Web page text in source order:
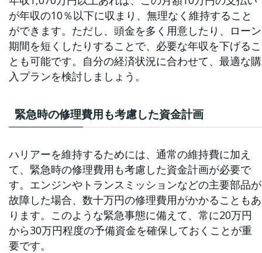
が年収の10％以下に収まり、無理なく維持すること
ができます。ただし、頭金を多く用意したり、ローン
期間を短くしたりすることで、必要な年収を下げるこ
とも可能です。自分の経済状況に合わせて、最適な購
入プランを検討しましょう。
緊急時の修理費用も考慮した資金計画
ハリアーを維持するためには、通常の維持費に加え
て、緊急時の修理費用も考慮した資金計画が必要で
す。エンジンやトランスミッションなどの主要部品が
故障した場合、数十万円の修理費用がかかることもあ
ります。このような緊急事態に備えて、常に20万円
から30万円程度の予備資金を確保しておくことが重
要です。